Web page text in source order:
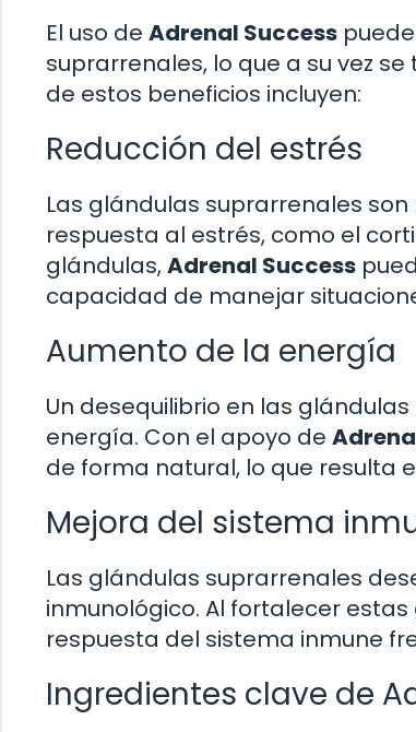
El uso de Adrenal Success
suprarrenales, lo que a su vez
de estos beneficios incluyen:
Reducción del estrés
Las glándulas suprarrenales
respuesta al estrés, como el
glándulas,Adrenal Success
capacidad de manejar
Aumento de la energía
Un desequilibrio en las
energía. Con el apoyo de
de forma natural, lo que resulta
Mejora del sistema
Las glándulas suprarrenales
inmunológico. Al fortalecer
respuesta del sistema inmune
Ingredientes clave de